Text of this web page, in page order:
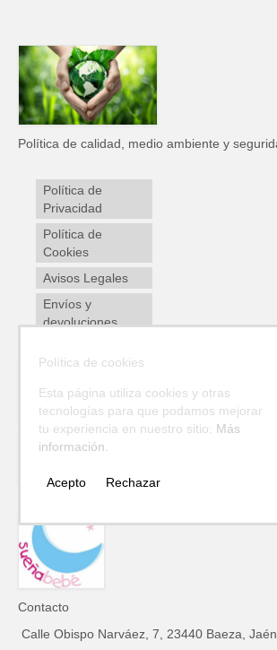
Política de calidad, medio ambiente y
Política de
Privacidad
Política de
Cookies
Avisos Legales
Envíos y
devoluciones
Contacto
Calle Obispo Narváez, 7, 23440 Baeza, Jaén
Política de cookies
Esta página utiliza cookies y otras
tecnologías para que podamos mejorar
tu experiencia en nuestro sitio: Más
información.
Acepto Rechazar